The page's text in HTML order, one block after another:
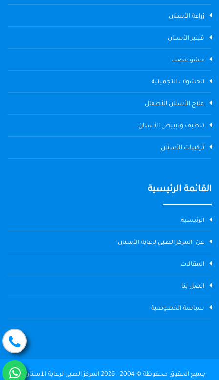
زراعة الأسنان
ڤينير الأسنان
حشو عصب
الحشوات التجميلية
علاج الأسنان للأطفال
تنظيف وتبييض الأسنان
تركيبات الأسنان
القائمة الرئيسية
الرئيسية
عن "المركز الطبي لرعاية الأسنان"
المقالات
اتصل بنا
سياسة الخصوصية
جميع الحقوق محفوظة © 2004 - 2026 المركز الطبي لرعاية الأسنان The